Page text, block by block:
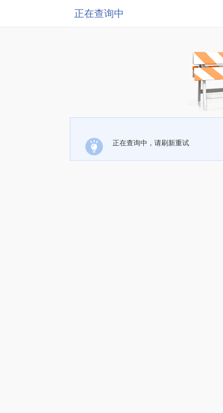
正在查询中
正在查询中，请刷新重试